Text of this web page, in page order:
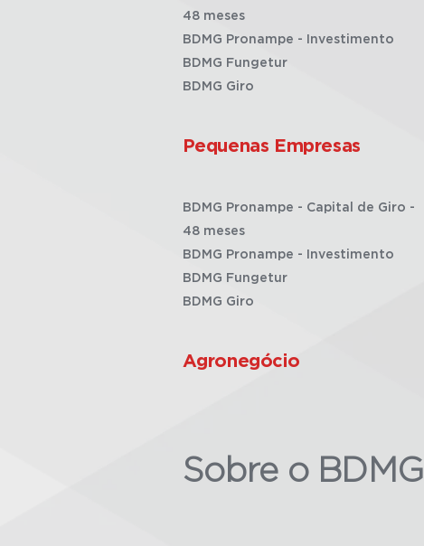
48 meses
BDMG Pronampe - Investimento
BDMG Fungetur
BDMG Giro
Pequenas Empresas
BDMG Pronampe - Capital de Giro -
48 meses
BDMG Pronampe - Investimento
BDMG Fungetur
BDMG Giro
Agronegócio
Sobre o BDMG